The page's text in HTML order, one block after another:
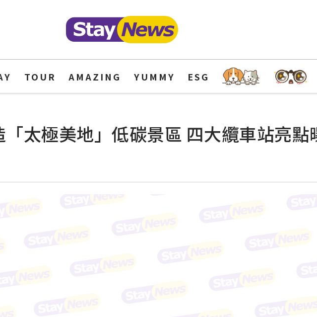
TOUR AMAZING YUMMY ESG
太極美地」低碳景區 四大纜車站亮點